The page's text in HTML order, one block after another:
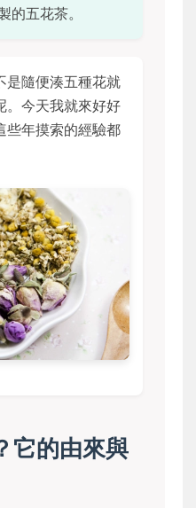
的五花茶。
是隨便湊五種花就
。今天我就來好好
些年摸索的經驗都
它的由來與